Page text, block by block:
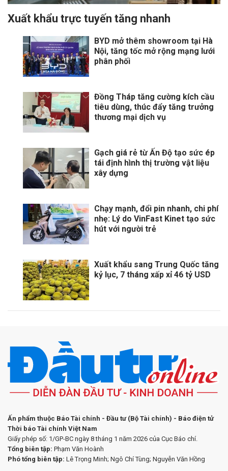
Xuất khẩu trực tuyến tăng nhanh
BYD mở thêm showroom tại Hà
Nội, tăng tốc mở rộng mạng lưới
phân phối
Đồng Tháp tăng cường kích cầu
tiêu dùng, thúc đẩy tăng trưởng
thương mại dịch vụ
Gạch giá rẻ từ Ấn Độ tạo sức ép
tái định hình thị trường vật liệu
xây dựng
Chạy mạnh, đổi pin nhanh, chi phí
nhẹ: Lý do VinFast Kinet tạo sức
hút với người trẻ
Xuất khẩu sang Trung Quốc tăng
kỷ lục, 7 tháng xấp xỉ 46 tỷ USD
Ấn phẩm thuộc Báo Tài chính - Đầu tư (Bộ Tài chính) - Báo điện tử
Thời báo Tài chính Việt Nam
Giấy phép số: 1/GP-BC ngày 8 tháng 1 năm 2026 của Cục Báo chí.
Tổng biên tập: Phạm Văn Hoành
Phó tổng biên tập: Lê Trọng Minh; Ngô Chí Tùng; Nguyễn Văn Hồng